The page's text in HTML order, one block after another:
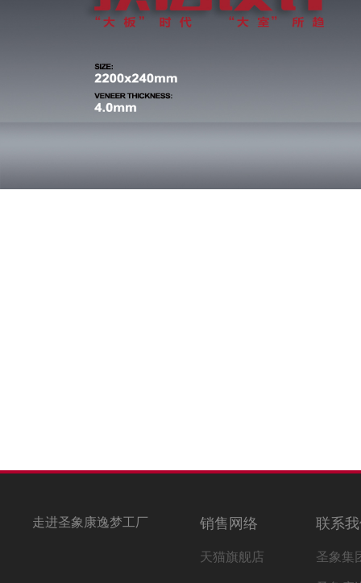
走进圣象康逸梦工厂 销售网络
天猫旗舰店
联系
圣象集